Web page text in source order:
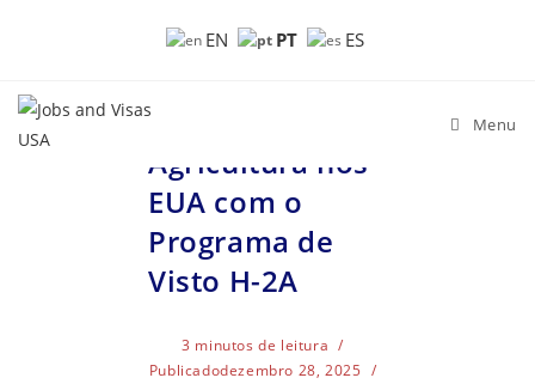
EN PT ES
Menu
Como Conseguir
Temporário na
Agricultura nos
EUA com o
Programa de
Visto H-2A
3 minutos de leitura
Publicadodezembro 28, 2025